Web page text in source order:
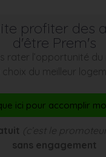
profiter des
d'être Prem's
rater l’opportunité
choix du meilleur
ici pour accomplir
(c’est le
sans engagement